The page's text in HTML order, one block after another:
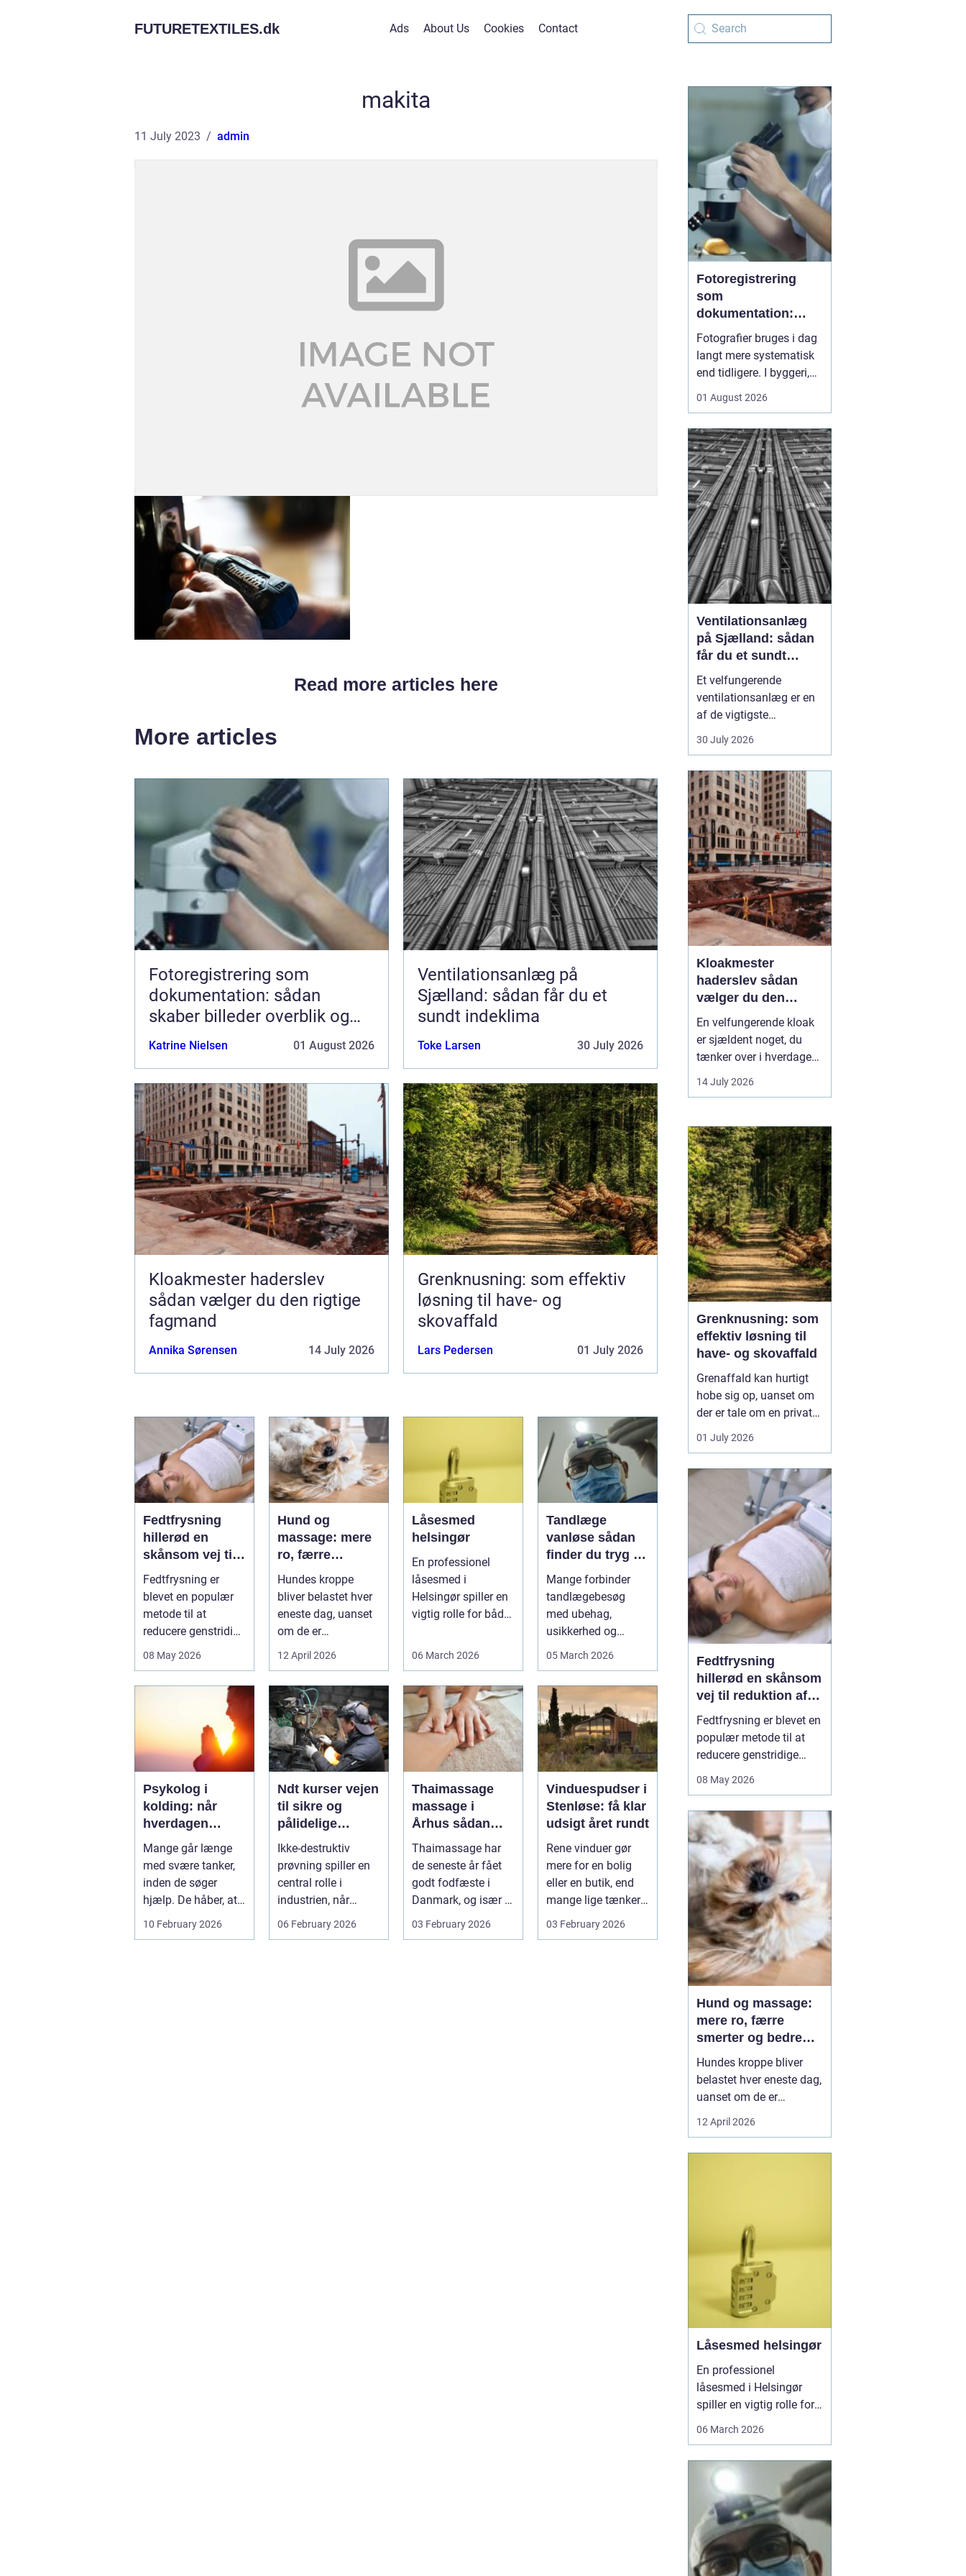
FUTURETEXTILES.dk Ads About Us Cookies Contact
makita
11 July 2023 admin
Read more articles here
More articles
Fotoregistrering som
dokumentation: sådan
skaber billeder overblik og
tryghed
Katrine Nielsen 01 August 2026
Ventilationsanlæg på
Sjælland: sådan får du et
sundt indeklima
Toke Larsen 30 July 2026
Kloakmester haderslev
sådan vælger du den rigtige
fagmand
Annika Sørensen 14 July 2026
Grenknusning: som effektiv
løsning til have- og
skovaffald
Lars Pedersen 01 July 2026
Fedtfrysning
hillerød en
skånsom vej til
reduktion af
lokale
fedtdepoter
Fedtfrysning er
blevet en populær
metode til at
reducere genstridige
ikke reagerer ...
08 May 2026
Hund og
massage: mere
ro, færre
smerter og
bedre
bevægelse
Hundes kroppe
bliver belastet hver
eneste dag, uanset
om de er
familiehunde,
jagthunde,
konkurrenceh...
12 April 2026
Låsesmed
helsingør
En professionel
låsesmed i
Helsingør spiller en
vigtig rolle for både
når nøgler...
06 March 2026
Tandlæge
vanløse sådan
finder du tryg og
professionel
tandpleje
Mange forbinder
tandlægebesøg
med ubehag,
usikkerhed og
bekymring for både
Særligt ...
05 March 2026
Psykolog i
kolding: når
hverdagen
bliver for tung at
bære alene
Mange går længe
med svære tanker,
inden de søger
hjælp. De håber, at
tiden alene læger
sårene, at tr...
10 February 2026
Ndt kurser vejen
til sikre og
pålidelige
inspektioner
Ikke-destruktiv
prøvning spiller en
central rolle i
industrien, når
konstruktioner,
svejsninger og k...
06 February 2026
Thaimassage
massage i
Århus sådan
vælger du den
rette behandling
Thaimassage har
de seneste år fået
godt fodfæste i
Danmark, og især i
Århus er udbuddet
vokset marka...
03 February 2026
Vinduespudser i
Stenløse: få klar
udsigt året rundt
Rene vinduer gør
mere for en bolig
eller en butik, end
mange lige tænker
over. Lysindfa...
03 February 2026
Fotoregistrering
som
dokumentation:
sådan skaber
billeder overblik og
tryghed
Fotografier bruges i dag
langt mere systematisk
end tidligere. I byggeri,
arbejdsmiljø arbejder
fotoregistrering somen
fast del af
dokumentation...
01 August 2026
Ventilationsanlæg
på Sjælland: sådan
får du et sundt
indeklima
Et velfungerende
ventilationsanlæg er en
af de vigtigste
forudsætninger for et
sundt og behageligt
boligen eller på
arbejdspladsen bliver
tung, fugtig eller for
varm, påvirker det både
komfo...
30 July 2026
Kloakmester
haderslev sådan
vælger du den
rigtige fagmand
En velfungerende kloak
er sjældent noget, du
tænker over i hverdagen.
Men når vandet
pludselig står i kælderen,
bliver behovet for en
kompetent kloakmester
meget tydeligt. I
Haderslev og omegn er
der flere muligheder,
men...
14 July 2026
Grenknusning: som
effektiv løsning til
have- og skovaffald
Grenaffald kan hurtigt
hobe sig op, uanset om
der er tale om en privat
have, læhegn langs
marken eller større
oplever, at bunker af
grene, kvas og toppe
både skæmmer området
og gør det svæ...
01 July 2026
Fedtfrysning
hillerød en skånsom
vej til reduktion af
lokale fedtdepoter
Fedtfrysning er blevet en
populær metode til at
reducere genstridige
reagerer på kost og
ikke en slankekur, men et
supplement for dig, der
er tæt på din idealvægt
og ønsker at forme
kroppen enkelte steder...
08 May 2026
Hund og massage:
mere ro, færre
smerter og bedre
bevægelse
Hundes kroppe bliver
belastet hver eneste dag,
uanset om de er
familiehunde, jagthunde,
konkurrencehunde eller
12 April 2026
Låsesmed helsingør
En professionel
låsesmed i Helsingør
spiller en vigtig rolle for
både private og erhverv,
sikkerheden skal
opgraderes. I en by med
mange ældre
ejendomme,
sommerhuse og
moderne boliger er der
06 March 2026